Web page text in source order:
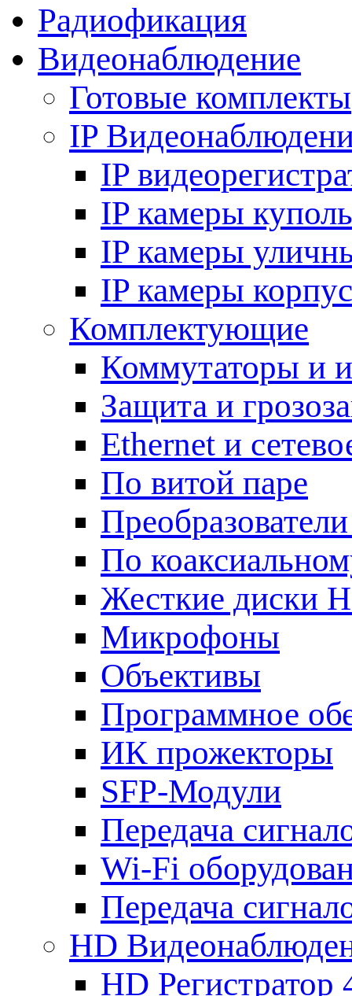
Радиофикация
Видеонаблюдение
Готовые комплекты
IP
IP
IP камеры
IP камеры
IP камеры
Комплектующие
Коммутаторы и
Защита и
Ethernet и
По витой паре
По
Жесткие диски
Микрофоны
Объективы
Программное
ИК прожекторы
SFP-Модули
Передача
Wi-Fi
Передача
HD
HD Регистратор